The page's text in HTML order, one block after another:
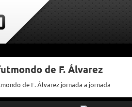
de F. Álvarez
de F. Álvarez jornada a jornada